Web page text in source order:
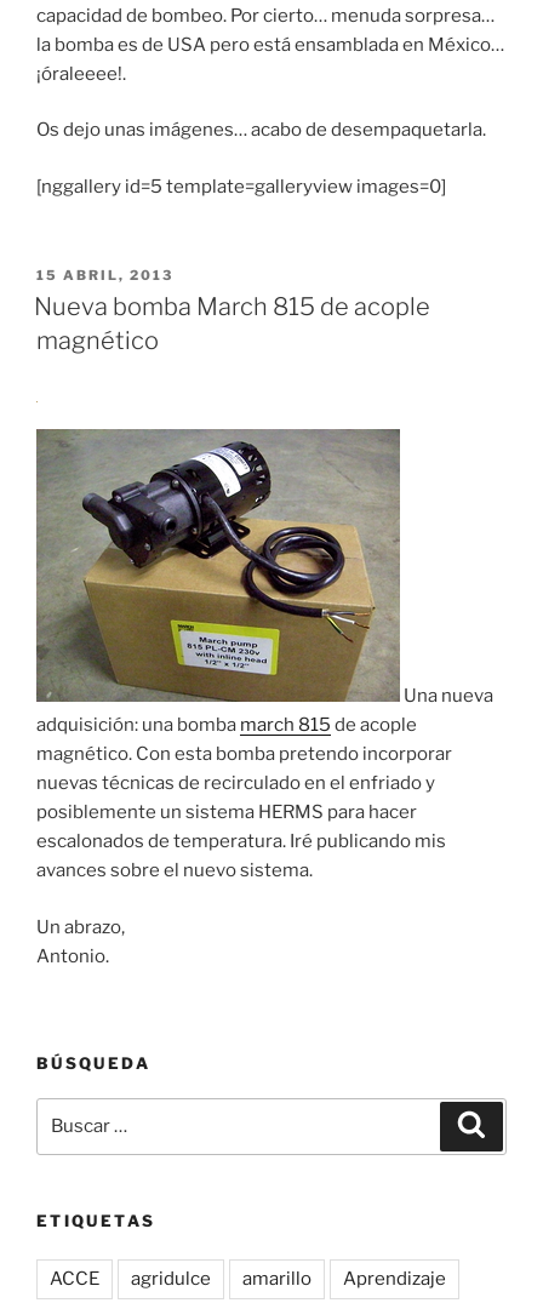
capacidad de bombeo. Por cierto… menuda sorpresa…
la bomba es de USA pero está ensamblada en México…
¡óraleeee!.
Os dejo unas imágenes… acabo de desempaquetarla.
[nggallery id=5 template=galleryview images=0]
PUBLICADO
EL
15 ABRIL, 2013
Nueva bomba March 815 de acople
magnético
Una nueva
adquisición: una bomba march 815 de acople
magnético. Con esta bomba pretendo incorporar
nuevas técnicas de recirculado en el enfriado y
posiblemente un sistema HERMS para hacer
escalonados de temperatura. Iré publicando mis
avances sobre el nuevo sistema.
Un abrazo,
Antonio.
BÚSQUEDA
por:
ETIQUETAS
ACCE agridulce amarillo Aprendizaje